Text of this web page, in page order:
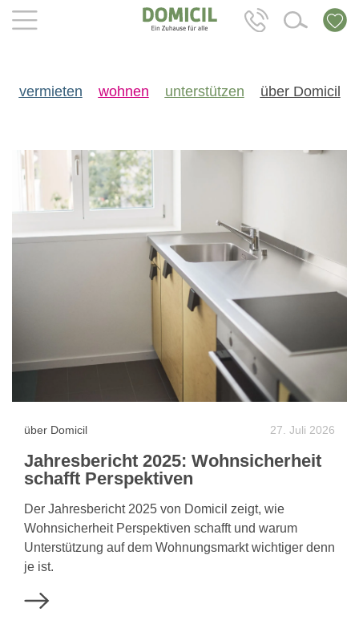
vermieten wohnen unterstützen über Domicil
über Domicil 27. Juli 2026
Jahresbericht 2025: Wohnsicherheit
schafft Perspektiven
Der Jahresbericht 2025 von Domicil zeigt, wie
Wohnsicherheit Perspektiven schafft und warum
Unterstützung auf dem Wohnungsmarkt wichtiger denn
je ist.